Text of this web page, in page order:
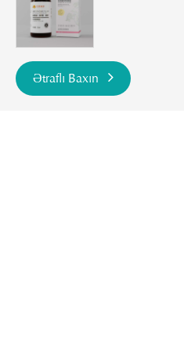
Ətraflı Baxın